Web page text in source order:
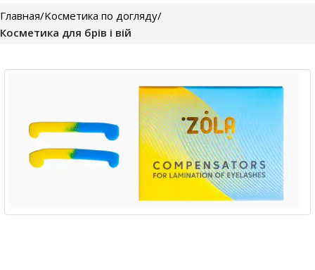
Главная Kосметика по догляду
Косметика для брів і вій